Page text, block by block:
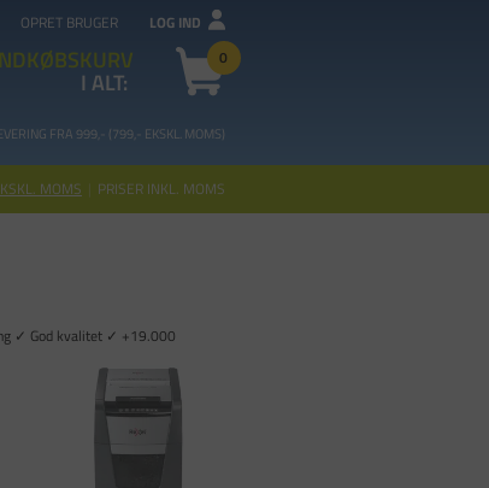
OPRET BRUGER LOG IND
0
I ALT:
FRA 999,- (799,- EKSKL. MOMS)
MOMS | PRISER INKL. MOMS
✓ God kvalitet ✓ +19.000